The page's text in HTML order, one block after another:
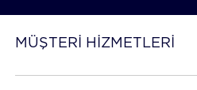
MÜŞTERİ HİZMETLERİ